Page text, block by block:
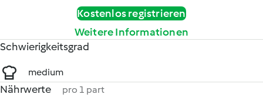
Kostenlos registrieren
Weitere Informationen
Schwierigkeitsgrad
medium
Nährwerte pro 1 part